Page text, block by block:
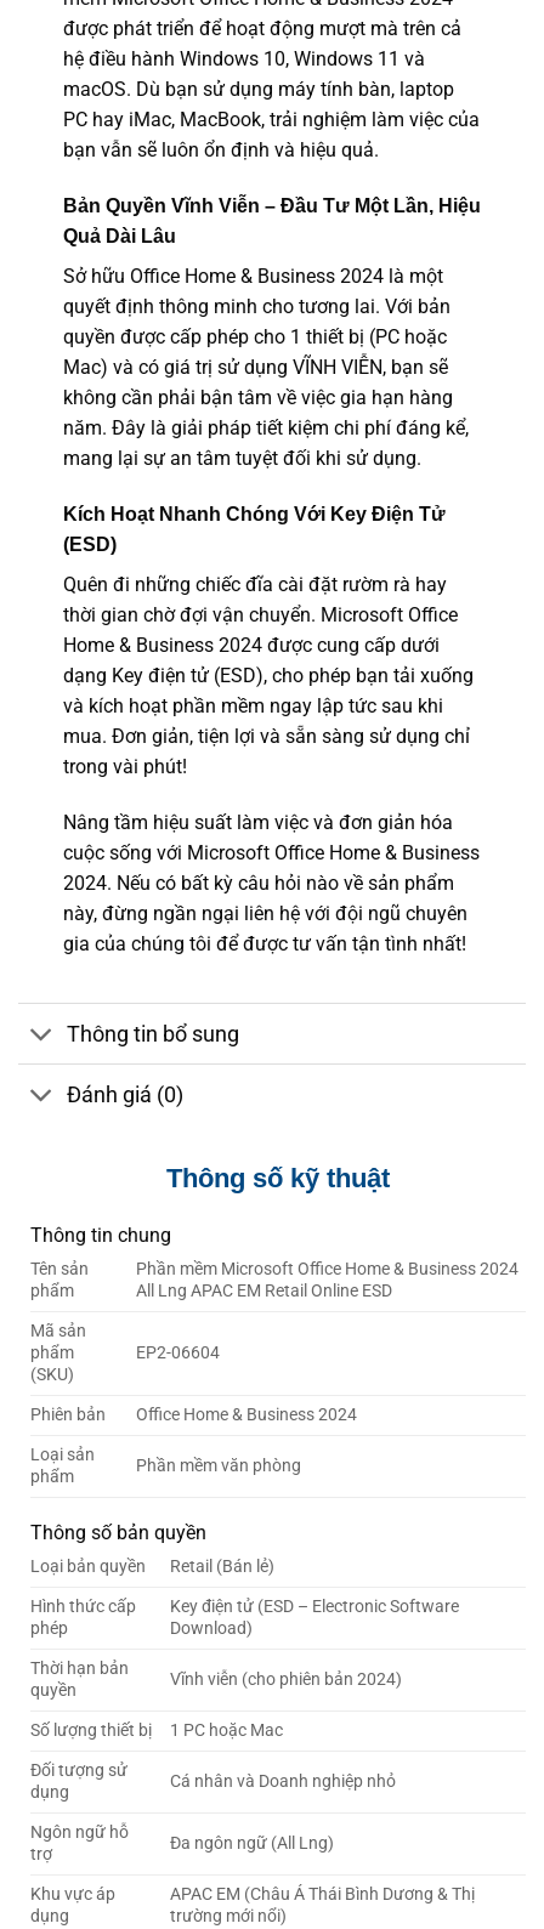
được phát triển để hoạt động mượt mà trên cả
hệ điều hành Windows 10, Windows 11 và
macOS. Dù bạn sử dụng máy tính bàn, laptop
PC hay iMac, MacBook, trải nghiệm làm việc của
bạn vẫn sẽ luôn ổn định và hiệu quả.
Bản Quyền Vĩnh Viễn – Đầu Tư Một Lần, Hiệu
Quả Dài Lâu
Sở hữu Office Home & Business 2024 là một
quyết định thông minh cho tương lai. Với bản
quyền được cấp phép cho 1 thiết bị (PC hoặc
Mac) và có giá trị sử dụng VĨNH VIỄN, bạn sẽ
không cần phải bận tâm về việc gia hạn hàng
năm. Đây là giải pháp tiết kiệm chi phí đáng kể,
mang lại sự an tâm tuyệt đối khi sử dụng.
Kích Hoạt Nhanh Chóng Với Key Điện Tử
(ESD)
Quên đi những chiếc đĩa cài đặt rườm rà hay
thời gian chờ đợi vận chuyển. Microsoft Office
Home & Business 2024 được cung cấp dưới
dạng Key điện tử (ESD), cho phép bạn tải xuống
và kích hoạt phần mềm ngay lập tức sau khi
mua. Đơn giản, tiện lợi và sẵn sàng sử dụng chỉ
trong vài phút!
Nâng tầm hiệu suất làm việc và đơn giản hóa
cuộc sống với Microsoft Office Home & Business
2024. Nếu có bất kỳ câu hỏi nào về sản phẩm
này, đừng ngần ngại liên hệ với đội ngũ chuyên
gia của chúng tôi để được tư vấn tận tình nhất!
Thông tin bổ sung
Đánh giá (0)
Thông số kỹ thuật
Thông tin chung
Tên sản
phẩm
Phần mềm Microsoft Office Home & Business 2024
All Lng APAC EM Retail Online ESD
Mã sản
phẩm
(SKU)
EP2-06604
Phiên bản
Office Home & Business 2024
Loại sản
phẩm
Phần mềm văn phòng
Thông số bản quyền
Loại bản quyền
Retail (Bán lẻ)
Hình thức cấp
phép
Key điện tử (ESD – Electronic Software
Download)
Thời hạn bản
quyền
Vĩnh viễn (cho phiên bản 2024)
Số lượng thiết bị
1 PC hoặc Mac
Đối tượng sử
dụng
Cá nhân và Doanh nghiệp nhỏ
Ngôn ngữ hỗ
trợ
Đa ngôn ngữ (All Lng)
Khu vực áp
dụng
APAC EM (Châu Á Thái Bình Dương & Thị
trường mới nổi)